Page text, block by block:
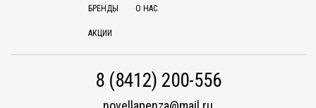
БРЕНДЫ
АКЦИИ
О НАС
8 (8412) 200-556